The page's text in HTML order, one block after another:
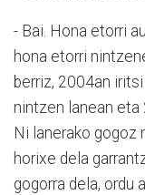
- Bai. Hona etorri
hona etorri
berriz, 2004an
nintzen lanean eta
Ni lanerako gogoz
horixe dela
gogorra dela, ordu